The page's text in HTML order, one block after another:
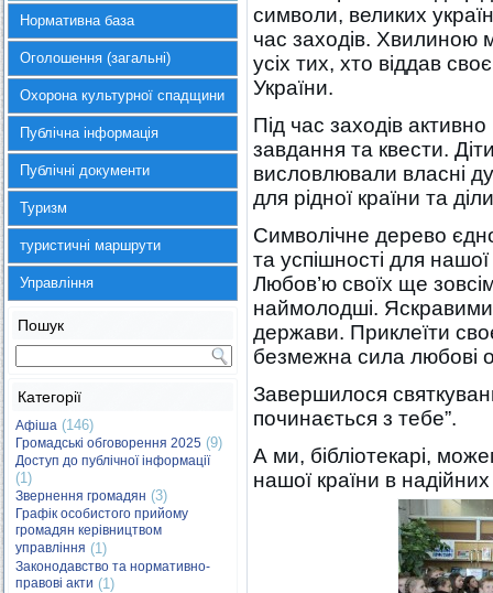
Нормативна база
Оголошення (загальні)
Охорона культурної спадщини
Публічна інформація
Публічні документи
Туризм
туристичні маршрути
Управління
Пошук
Категорії
Афіша (146)
Громадські обговорення 2025 (9)
Доступ до публічної інформації
(1)
Звернення громадян (3)
Графік особистого прийому
громадян керівництвом
управління (1)
Законодавство та нормативно-
правові акти (1)
символи, великих
час заходів. Хвилиною
усіх тих, хто віддав
України.
Під час заходів
завдання та квести.
висловлювали власні
для рідної країни та
Символічне дерево
та успішності для
Любов’ю своїх ще
наймолодші. Яскравими
держави. Приклеїти
безмежна сила любові
Завершилося
починається з тебе”.
А ми, бібліотекарі,
нашої країни в